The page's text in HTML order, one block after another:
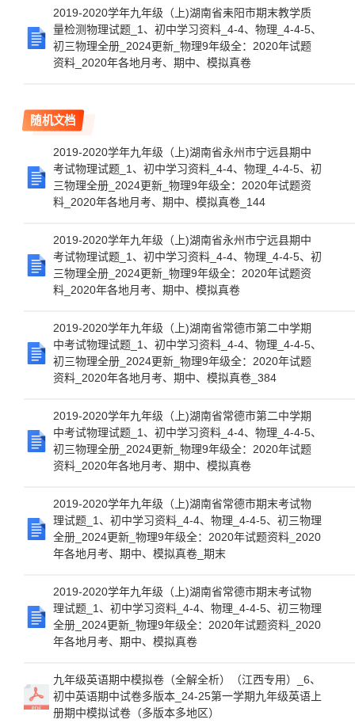
2019-2020学年九年级（上)湖南省耒阳市期末教学质
量检测物理试题_1、初中学习资料_4-4、物理_4-4-5、
初三物理全册_2024更新_物理9年级全：2020年试题
资料_2020年各地月考、期中、模拟真卷
随机文档
2019-2020学年九年级（上)湖南省永州市宁远县期中
考试物理试题_1、初中学习资料_4-4、物理_4-4-5、初
三物理全册_2024更新_物理9年级全：2020年试题资
料_2020年各地月考、期中、模拟真卷_144
2019-2020学年九年级（上)湖南省永州市宁远县期中
考试物理试题_1、初中学习资料_4-4、物理_4-4-5、初
三物理全册_2024更新_物理9年级全：2020年试题资
料_2020年各地月考、期中、模拟真卷
2019-2020学年九年级（上)湖南省常德市第二中学期
中考试物理试题_1、初中学习资料_4-4、物理_4-4-5、
初三物理全册_2024更新_物理9年级全：2020年试题
资料_2020年各地月考、期中、模拟真卷_384
2019-2020学年九年级（上)湖南省常德市第二中学期
中考试物理试题_1、初中学习资料_4-4、物理_4-4-5、
初三物理全册_2024更新_物理9年级全：2020年试题
资料_2020年各地月考、期中、模拟真卷
2019-2020学年九年级（上)湖南省常德市期末考试物
理试题_1、初中学习资料_4-4、物理_4-4-5、初三物理
全册_2024更新_物理9年级全：2020年试题资料_2020
年各地月考、期中、模拟真卷_期末
2019-2020学年九年级（上)湖南省常德市期末考试物
理试题_1、初中学习资料_4-4、物理_4-4-5、初三物理
全册_2024更新_物理9年级全：2020年试题资料_2020
年各地月考、期中、模拟真卷
九年级英语期中模拟卷（全解全析）（江西专用）_6、
初中英语期中试卷多版本_24-25第一学期九年级英语上
册期中模拟试卷（多版本多地区）